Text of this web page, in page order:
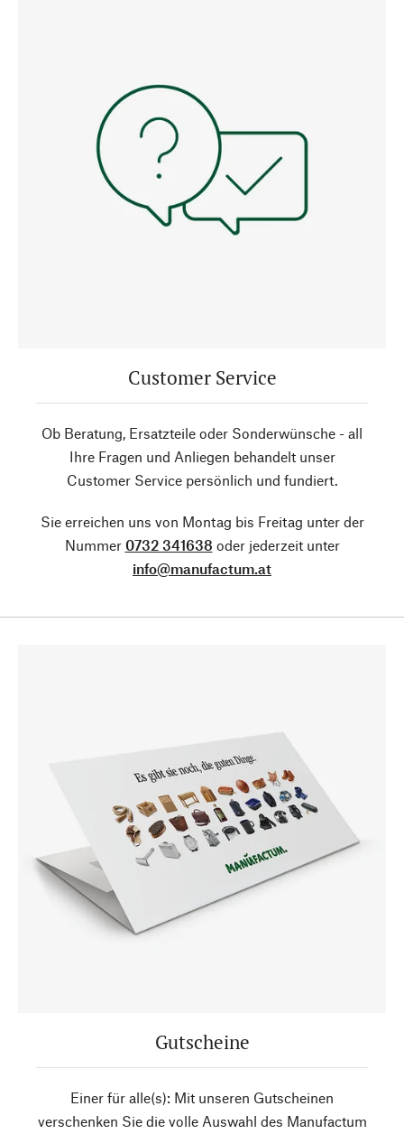
Customer Service
Ob Beratung, Ersatzteile oder Sonderwünsche - all
Ihre Fragen und Anliegen behandelt unser
Customer Service persönlich und fundiert.
Sie erreichen uns von Montag bis Freitag unter der
Nummer 0732 341638 oder jederzeit unter
info@manufactum.at
Gutscheine
Einer für alle(s): Mit unseren Gutscheinen
verschenken Sie die volle Auswahl des Manufactum